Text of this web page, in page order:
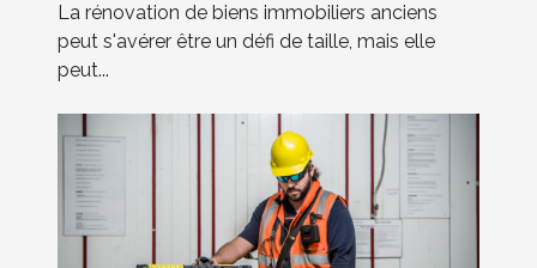
La rénovation de biens immobiliers anciens
peut s'avérer être un défi de taille, mais elle
peut...